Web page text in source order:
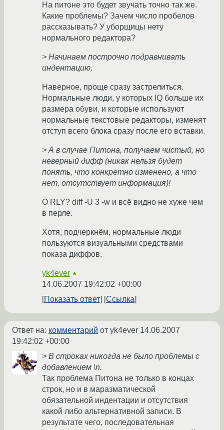
На питоне это будет звучать точно так же.
Какие проблемы? Зачем число пробелов
рассказывать? У уборщицы нету
нормального редактора?
> Начинаем построчно подравнивать
индентацию,
Наверное, проще сразу застрелиться.
Нормальные люди, у которых IQ больше их
размера обуви, и которые используют
нормальные текстовые редакторы, изменят
отступ всего блока сразу после его вставки.
> А в случае Питона, получаем чистый, но
неверный дифф (никак нельзя будет
понять, что конкретно изменено, а что
нет, отсутствует информация)!
O RLY? diff -U 3 -w и всё видно не хуже чем
в перле.
Хотя, подчеркнём, нормальные люди
пользуются визуальными средствами
показа диффов.
yk4ever ★
14.06.2007 19:42:02 +00:00
Показать ответ
Ссылка
Ответ на: комментарий от yk4ever 14.06.2007
19:42:02 +00:00
> В строках никогда не было проблемы с
добавлением \n.
Так проблема Питона не только в концах
строк, но и в маразматической
обязательной индентации и отсутствия
какой либо альтернативной записи. В
результате чего, последовательная